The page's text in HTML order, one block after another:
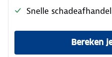
Snelle
Bereken